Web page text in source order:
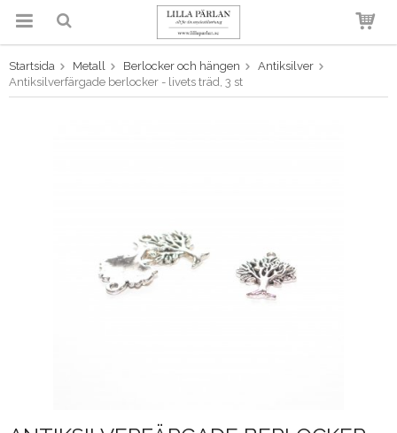
Produkten har blivit tillagd i
varukorgen
Startsida Metall Berlocker och hängen
Antiksilver
Antiksilverfärgade berlocker - livets träd, 3 st